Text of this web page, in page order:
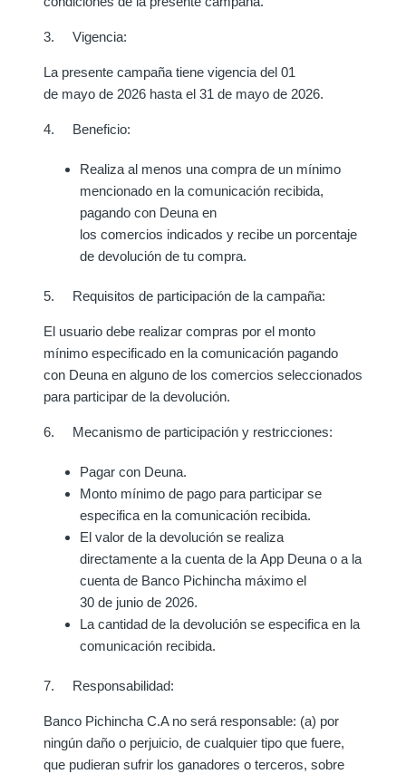
3. Vigencia:
La presente campaña tiene vigencia del 01
de mayo de 2026 hasta el 31 de mayo de 2026.
4. Beneficio:
Realiza al menos una compra de un mínimo
mencionado en la comunicación recibida,
pagando con Deuna en
los comercios indicados y recibe un porcentaje
de devolución de tu compra.
5. Requisitos de participación de la campaña:
El usuario debe realizar compras por el monto
mínimo especificado en la comunicación pagando
con Deuna en alguno de los comercios seleccionados
para participar de la devolución.
6. Mecanismo de participación y restricciones:
Pagar con Deuna.
Monto mínimo de pago para participar se
especifica en la comunicación recibida.
El valor de la devolución se realiza
directamente a la cuenta de la App Deuna o a la
cuenta de Banco Pichincha máximo el
30 de junio de 2026.
La cantidad de la devolución se especifica en la
comunicación recibida.
7. Responsabilidad:
Banco Pichincha C.A no será responsable: (a) por
ningún daño o perjuicio, de cualquier tipo que fuere,
que pudieran sufrir los ganadores o terceros, sobre